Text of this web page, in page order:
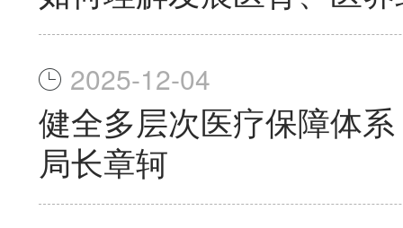
2025-12-04
健全多层次医疗保障体
局长章轲